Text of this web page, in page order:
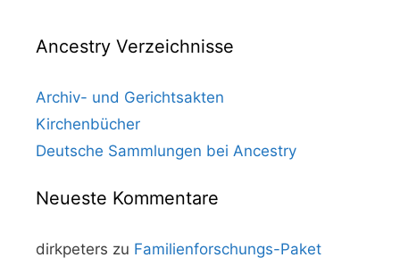
Ancestry Verzeichnisse
Archiv- und Gerichtsakten
Kirchenbücher
Deutsche Sammlungen bei Ancestry
Neueste Kommentare
dirkpeters zu Familienforschungs-Paket